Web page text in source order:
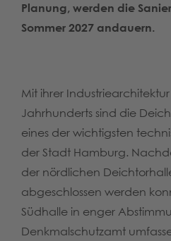
Planung, werden die
Sommer 2027 andauern.
Mit ihrer
Jahrhunderts sind die
eines der wichtigsten
der Stadt Hamburg.
der nördlichen
abgeschlossen werden
Südhalle in enger
Denkmalschutzamt